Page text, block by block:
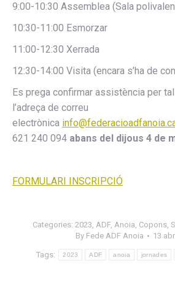
9:00-10:30 Assemblea (Sala
10:30-11:00 Esmorzar
11:00-12:30 Xerrada
12:30-14:00 Visita (encara s’ha de
Es prega confirmar assistència per
l’adreça de correu
electrònica
621 240 094 abans del dijous 4 de
FORMULARI INSCRIPCIÓ
Categories: 2023, ADF, Anoia, Copons,
By Fede ADF Anoia 13
Tags: 2023 ADF anoia jornades